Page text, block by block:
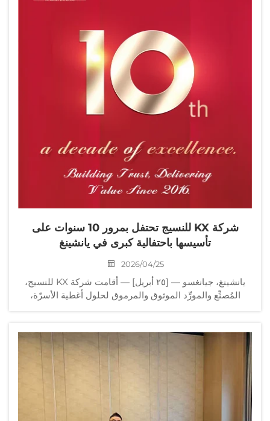
شركة KX للنسيج تحتفل بمرور 10 سنوات على
تأسيسها باحتفالية كبرى في يانشينغ
2026/04/25
يانشينغ، جيانغسو — [٢٥ أبريل] — أقامت شركة KX للنسيج،
المُصنِّع والمورِّد الموثوق والمرموق لحلول أغطية الأسرّة،